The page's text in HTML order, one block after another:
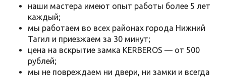
наши мастера имеют опыт работы более 5 лет
каждый;
мы работаем во всех районах города Нижний
Тагил и приезжаем за 30 минут;
цена на вскрытие замка KERBEROS — от 500
рублей;
мы не повреждаем ни двери, ни замки и всегда